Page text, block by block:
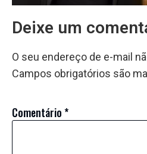
Deixe um
O seu endereço de e-mail
Campos obrigatórios são
Comentário*